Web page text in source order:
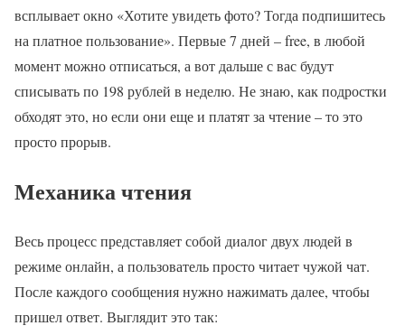
всплывает окно «Хотите увидеть фото? Тогда подпишитесь
на платное пользование». Первые 7 дней – free, в любой
момент можно отписаться, а вот дальше с вас будут
списывать по 198 рублей в неделю. Не знаю, как подростки
обходят это, но если они еще и платят за чтение – то это
просто прорыв.
Механика чтения
Весь процесс представляет собой диалог двух людей в
режиме онлайн, а пользователь просто читает чужой чат.
После каждого сообщения нужно нажимать далее, чтобы
пришел ответ. Выглядит это так: